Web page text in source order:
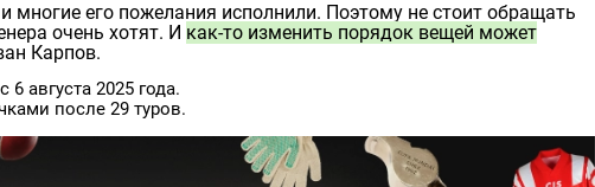
его пожелания исполнили. Поэтому не стоит обращать
очень хотят. И как-то изменить порядок вещей может
Карпов.
августа 2025 года.
после 29 туров.